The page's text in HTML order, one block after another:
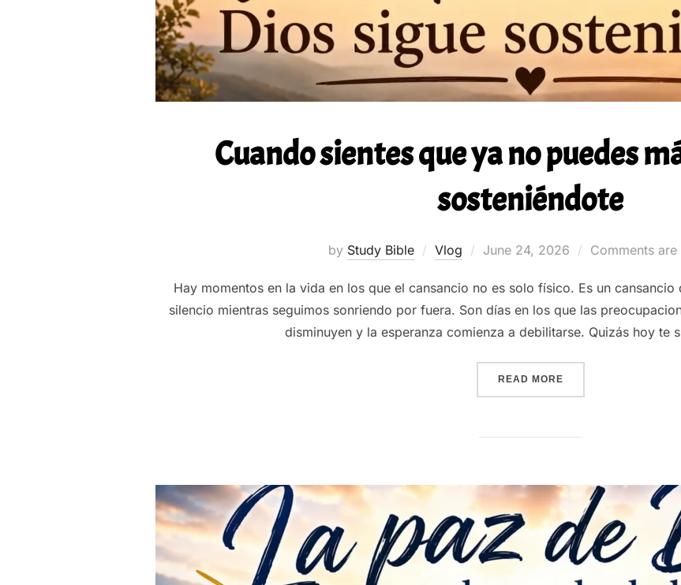
Cuando sientes que ya no puedes
sosteniéndote
by Study Bible Vlog
Posted
June 24, 2026 Comments
Hay momentos en la vida en los que el cansancio no es solo físico. Es un
silencio mientras seguimos sonriendo por fuera. Son días en los que las
disminuyen y la esperanza comienza a debilitarse. Quizás hoy te
READ MORE“CUANDO SIENTES